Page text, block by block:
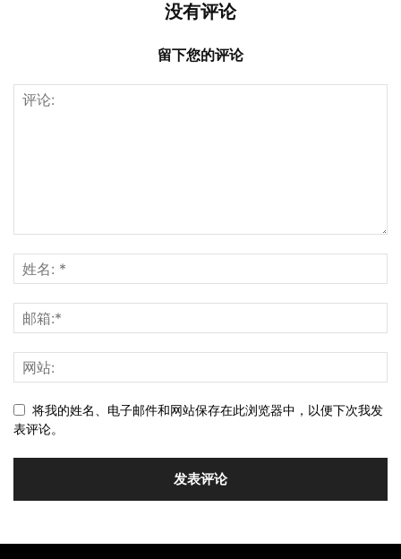
没有评论
留下您的评论
将我的姓名、电子邮件和网站保存在此浏览器中，以便下次我发
表评论。